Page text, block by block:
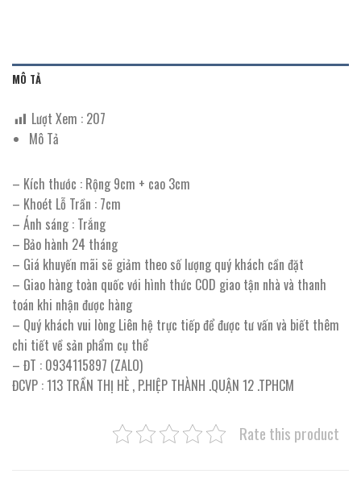
MÔ TẢ
Lượt Xem : 207
Mô Tả
– Kích thước : Rộng 9cm + cao 3cm
– Khoét Lỗ Trần : 7cm
– Ánh sáng : Trắng
– Bảo hành 24 tháng
– Giá khuyến mãi sẽ giảm theo số lượng quý khách cần đặt
– Giao hàng toàn quốc với hình thức COD giao tận nhà và thanh
toán khi nhận được hàng
– Quý khách vui lòng Liên hệ trực tiếp để được tư vấn và biết thêm
chi tiết về sản phẩm cụ thể
– ĐT : 0934115897 (ZALO)
ĐCVP : 113 TRẦN THỊ HÈ , P.HIỆP THÀNH .QUẬN 12 .TPHCM
Rate this product